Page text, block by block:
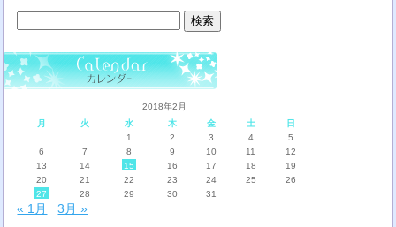
索:
2018年2月
月
火 水 木 金 土
日
1
2 3 4
5
6
7 8 9 10 11
12
13
14 15 16 17 18
19
20
21 22 23 24 25
26
27
28 29 30 31
« 1月 3月 »